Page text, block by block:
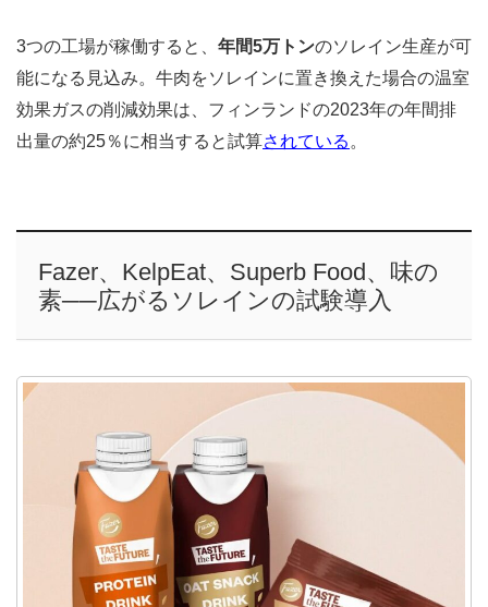
3つの工場が稼働すると、 年間5万トンのソレイン生産が可
能になる見込み。牛肉をソレインに置き換えた場合の温室
効果ガスの削減効果は、フィンランドの2023年の年間排
出量の約25％に相当すると試算されている 。
Fazer、KelpEat、Superb Food、味の
素──広がるソレインの試験導入